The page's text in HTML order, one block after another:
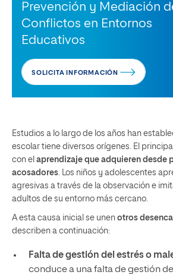
Prevención y Mediación
Conflictos en Entornos
Educativos
SOLICITA INFORMACIÓN
Estudios a lo largo de los años han
escolar tiene diversos orígenes. El
con el aprendizaje que adquieren desde
acosadores . Los niños y adolescentes
agresivas a través de la observación e
adultos de su entorno más cercano.
A esta causa inicial se unen otros
describen a continuación:
Falta de gestión del estrés o
conduce a una falta de gestión